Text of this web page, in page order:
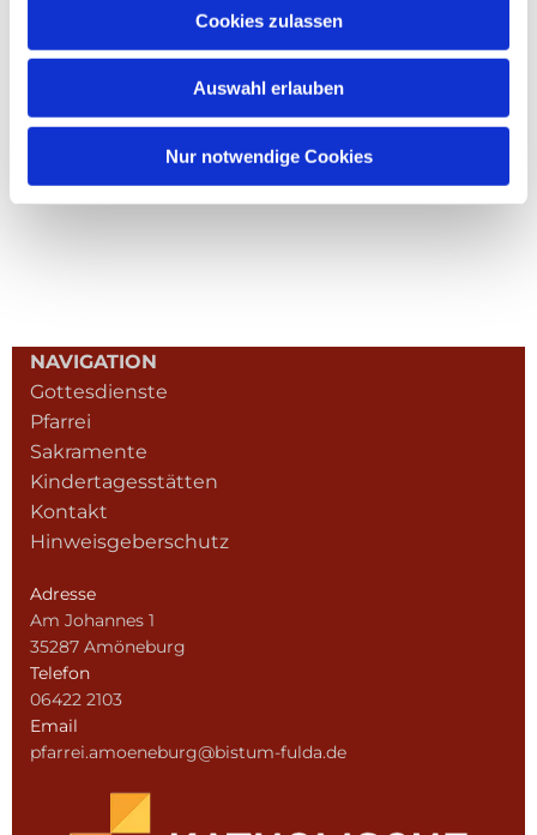
Cookies zulassen
Auswahl erlauben
Nur notwendige Cookies
NAVIGATION
Gottesdienste
Pfarrei
Sakramente
Kindertagesstätten
Kontakt
Hinweisgeberschutz
Adresse
Am Johannes 1
35287 Amöneburg
Telefon
06422 2103
Email
pfarrei.amoeneburg@bistum-fulda.de